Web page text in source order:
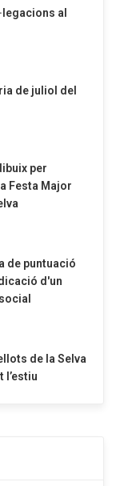
al
de juliol del
per
Festa Major
de puntuació
d'un
de la Selva
l’estiu